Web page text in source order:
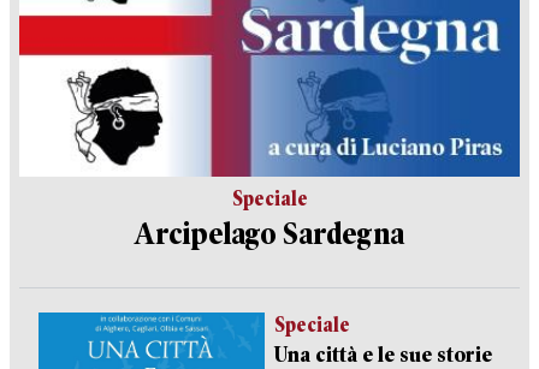
Speciale
Arcipelago Sardegna
Speciale
Una città e le sue storie